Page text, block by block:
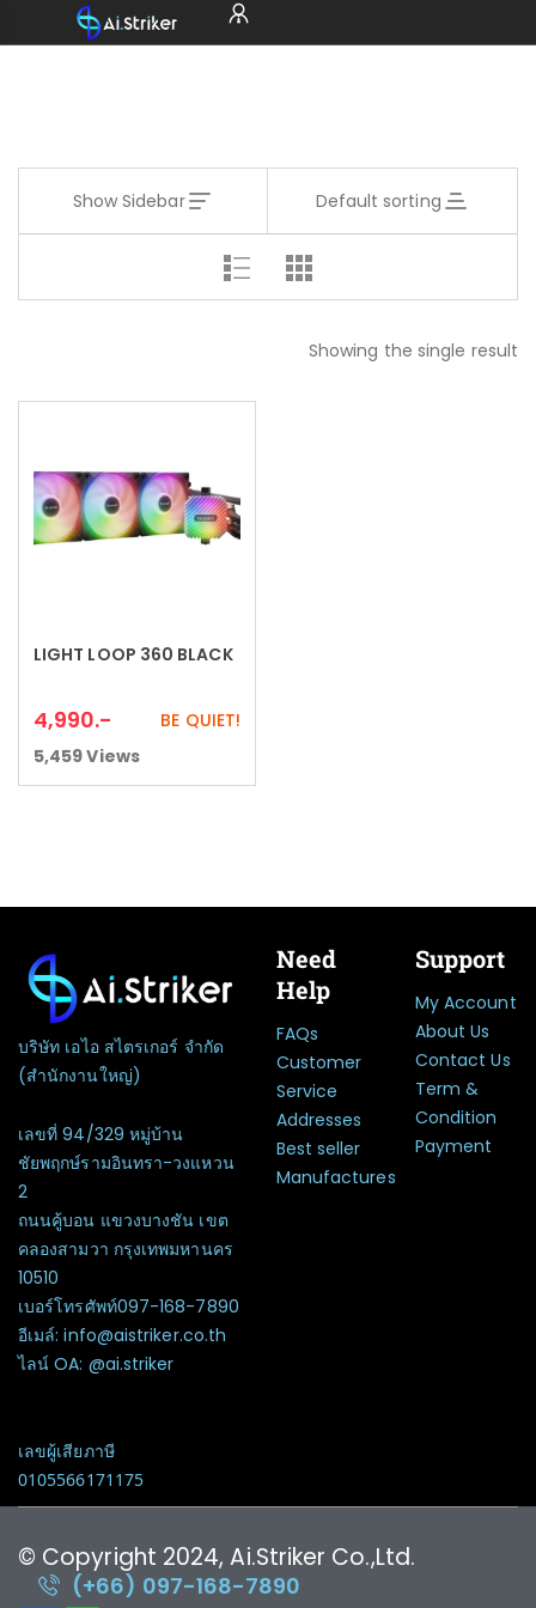
Show Sidebar Default sorting
Showing the single result
Add to cart
LIGHT LOOP 360 BLACK
4,990.-
BE QUIET!
5,459Views
บริษัท เอไอ สไตรเกอร์ จำกัด
(สำนักงานใหญ่)
เลขที่ 94/329 หมู่บ้าน
ชัยพฤกษ์รามอินทรา-วงแหวน
2
ถนนคู้บอน แขวงบางชัน เขต
คลองสามวา กรุงเทพมหานคร
10510
เบอร์โทรศัพท์097-168-7890
อีเมล์: info@aistriker.co.th
ไลน์ OA: @ai.striker
เลขผู้เสียภาษี
0105566171175
Need
Help
FAQs
Customer
Service
Addresses
Best seller
Manufactures
Support
My Account
About Us
Contact Us
Term &
Condition
Payment
© Copyright 2024, Ai.Striker Co.,Ltd.
(+66) 097-168-7890